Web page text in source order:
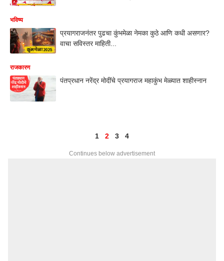
भविष्य
प्रयागराजनंतर पुढचा कुंभमेळा नेमका कुठे आणि कधी असणार?
वाचा सविस्तर माहिती...
राजकारण
पंतप्रधान नरेंद्र मोदींचे प्रयागराज महाकुंभ मेळ्यात शाहीस्नान
1 2 3 4
Continues below advertisement